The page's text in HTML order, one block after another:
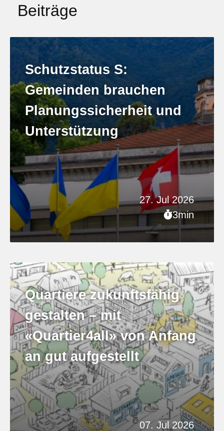
Beiträge
27. Jul 2026
3min
Schutzstatus S:
Gemeinden brauchen
Planungssicherheit und
Unterstützung
07. Jul 2026
Quartiere zukunftsfähig
gestalten – mit
«Quartier4all» von Anfang
an gut aufgestellt